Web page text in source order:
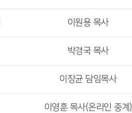
이원용 목사
박경국 목사
이장균 담임목사
이영훈 목사(온라인 중계)